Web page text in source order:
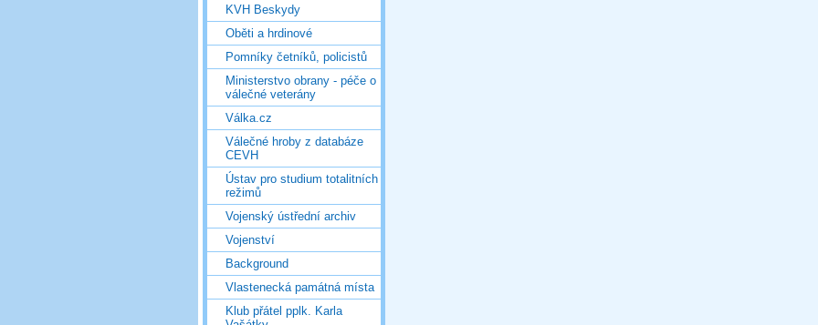
KVH Beskydy
Oběti a hrdinové
Pomníky četníků, policistů
Ministerstvo obrany - péče o
válečné veterány
Válka.cz
Válečné hroby z databáze
CEVH
Ústav pro studium totalitních
režimů
Vojenský ústřední archiv
Vojenství
Background
Vlastenecká památná místa
Klub přátel pplk. Karla